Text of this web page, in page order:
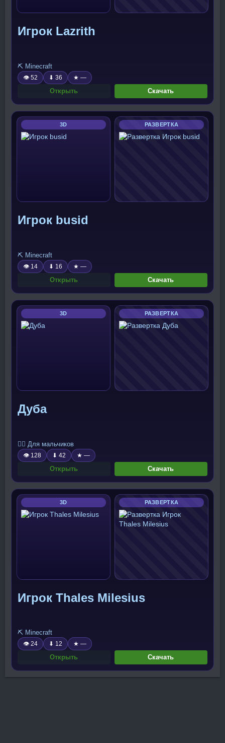
Игрок Lazrith
⛏️ Minecraft
👁 52 ⬇ 36 ★ —
Открыть Скачать
3D РАЗВЕРТКА
Игрок busid
⛏️ Minecraft
👁 14 ⬇ 16 ★ —
Открыть Скачать
3D РАЗВЕРТКА
Дуба
🧍‍♂️ Для мальчиков
👁 128 ⬇ 42 ★ —
Открыть Скачать
3D РАЗВЕРТКА
Игрок Thales Milesius
⛏️ Minecraft
👁 24 ⬇ 12 ★ —
Открыть Скачать